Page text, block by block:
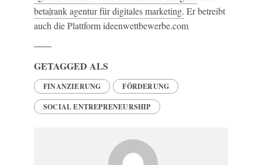
beta|rank agentur für digitales marketing. Er betreibt
auch die Plattform ideenwettbewerbe.com
GETAGGED ALS
FINANZIERUNG FÖRDERUNG
SOCIAL ENTREPRENEURSHIP